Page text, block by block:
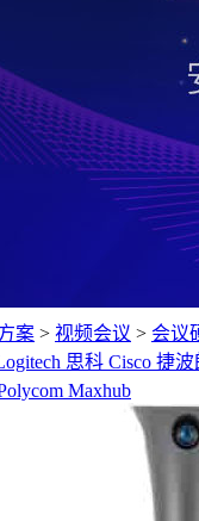
案 > 视频会议 > 会议
思科 Cisco 捷波
Maxhub